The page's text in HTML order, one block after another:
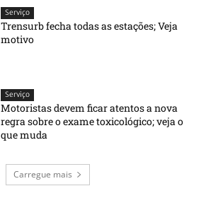
Serviço
Trensurb fecha todas as estações; Veja
motivo
Serviço
Motoristas devem ficar atentos a nova
regra sobre o exame toxicológico; veja o
que muda
Carregue mais